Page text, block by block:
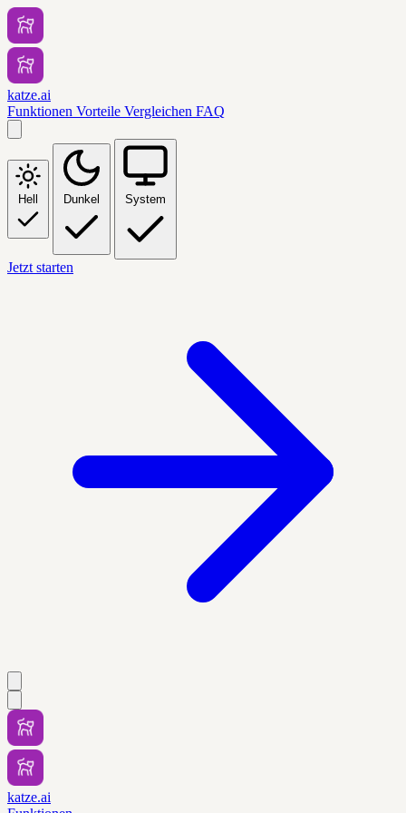
katze.ai
Funktionen Vorteile Vergleichen FAQ
Hell Dunkel System
Jetzt starten
katze.ai